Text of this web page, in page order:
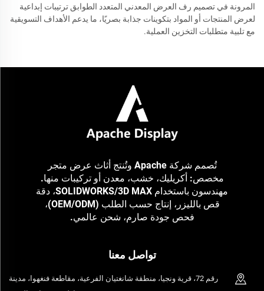
المرونة في تصميم رف العرض المعدني المتعدد الطوابق ترتيبات إبداعية
لعرض المنتجات أو المواد بتكوينات جذابة بصريًا، ما يدعم الأهداف التسويقية
مع تلبية متطلبات التخزين العملية.
تُصمم شركة Apache وتُنتج أثاث عرض متجر
مخصص: أكريليك، خشب، معدن أو تركيبات منها.
مهندسون باستخدام SOLIDWORKS/3D MAX، دقة
قص بالليزر، إنتاج حسب الطلب (OEM/ODM)،
فحص جودة صارم، شحن عالمي.
تواصل معنا
رقم 72، قرية ونجيا، منطقة شانغتيان الفرعية، مقاطعة فنغهوا، مدينة